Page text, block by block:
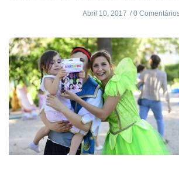
Abril 10, 2017 0